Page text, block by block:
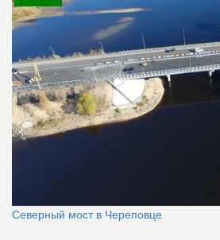
Северный мост в Череповце